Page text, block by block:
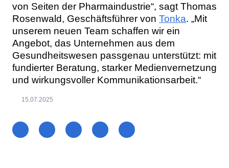
von Seiten der Pharmaindustrie“, sagt Thomas
Rosenwald, Geschäftsführer von Tonka. „Mit
unserem neuen Team schaffen wir ein
Angebot, das Unternehmen aus dem
Gesundheitswesen passgenau unterstützt: mit
fundierter Beratung, starker Medienvernetzung
und wirkungsvoller Kommunikationsarbeit.“
15.07.2025